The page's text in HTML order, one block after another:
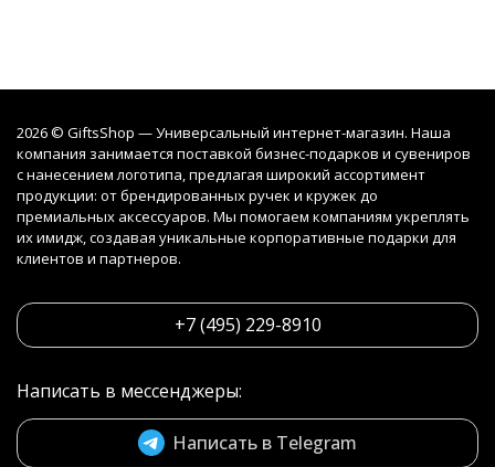
2026 © GiftsShop — Универсальный интернет-магазин. Наша
компания занимается поставкой бизнес-подарков и сувениров
с нанесением логотипа, предлагая широкий ассортимент
продукции: от брендированных ручек и кружек до
премиальных аксессуаров. Мы помогаем компаниям укреплять
их имидж, создавая уникальные корпоративные подарки для
клиентов и партнеров.
+7 (495) 229-8910
Написать в мессенджеры:
Написать в Telegram